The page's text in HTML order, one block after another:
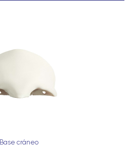
Base cráneo